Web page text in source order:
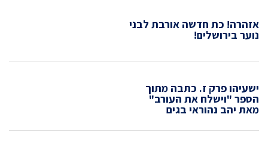
אזהרה! כת חדשה אורבת לבני
נוער בירושלים!
ישעיהו פרק ז. כתבה מתוך
הספר "וישלח את העורב"
מאת יהב נהוראי בגים